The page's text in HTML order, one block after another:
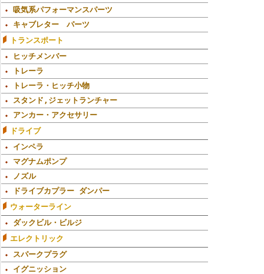
吸気系パフォーマンスパーツ
キャブレター パーツ
トランスポート
ヒッチメンバー
トレーラ
トレーラ・ヒッチ小物
スタンド,ジェットランチャー
アンカー・アクセサリー
ドライブ
インペラ
マグナムポンプ
ノズル
ドライブカプラー ダンパー
ウォーターライン
ダックビル・ビルジ
エレクトリック
スパークプラグ
イグニッション